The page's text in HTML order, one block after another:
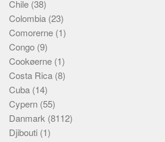
Chile (38)
Colombia (23)
Comorerne (1)
Congo (9)
Cookøerne (1)
Costa Rica (8)
Cuba (14)
Cypern (55)
Danmark (8112)
Djibouti (1)